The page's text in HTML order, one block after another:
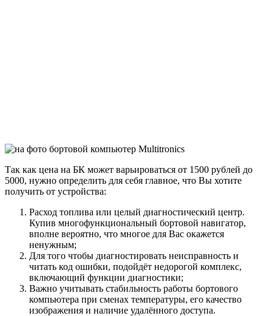
Так как цена на БК может варьироваться от 1500 рублей до
5000, нужно определить для себя главное, что Вы хотите
получить от устройства:
Расход топлива или целый диагностический центр.
Купив многофункциональный бортовой навигатор,
вполне вероятно, что многое для Вас окажется
ненужным;
Для того чтобы диагностировать неисправность и
читать код ошибки, подойдёт недорогой комплекс,
включающий функции диагностики;
Важно учитывать стабильность работы бортового
компьютера при сменах температуры, его качество
изображения и наличие удалённого доступа.